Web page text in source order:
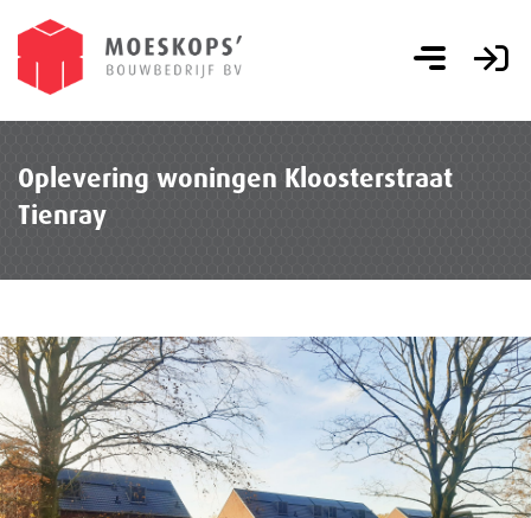
Oplevering woningen Kloosterstraat
Tienray